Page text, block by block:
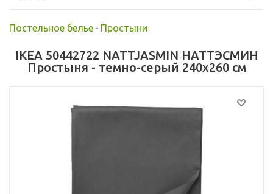
Постельное белье - Простыни
IKEA 50442722 NATTJASMIN НАТТЭСМИН
Простыня - темно-серый 240x260 см